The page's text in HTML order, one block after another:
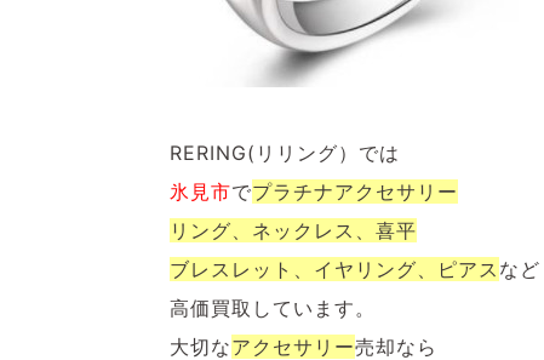
RERING(リリング）では
氷見市でプラチナアクセサリー
リング、ネックレス、喜平
ブレスレット、イヤリング、ピアス など
高価買取しています。
大切なアクセサリー売却なら